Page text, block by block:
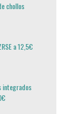
chollos
a 12,5€
integrados